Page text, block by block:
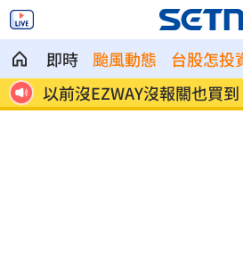
即時 颱風動態 台股怎投
傳
以前沒EZWAY沒報關也買
私